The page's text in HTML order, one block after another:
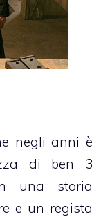
negli anni è
di ben 3
una storia
e un regista